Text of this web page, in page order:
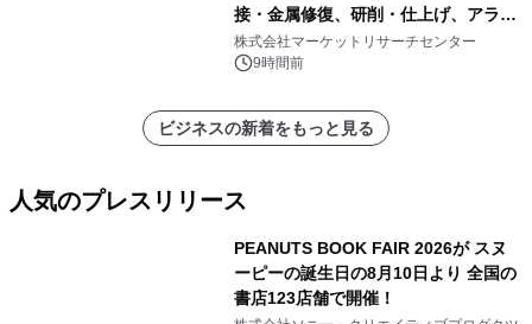
接・金属修復、研削・仕上げ、アライ
メント、その他）・分析レポートを発
表
株式会社マーケットリサーチセンター
9時間前
ビジネスの新着をもっと見る
人気のプレスリリース
PEANUTS BOOK FAIR 2026が スヌ
ーピーの誕生日の8月10日より 全国の
書店123店舗で開催！